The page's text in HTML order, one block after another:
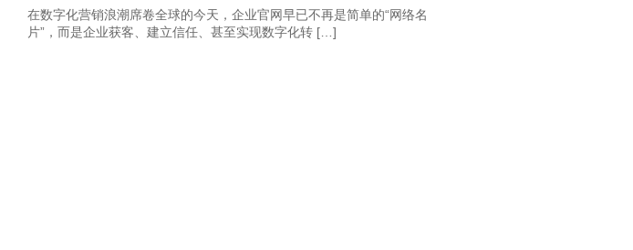
在数字化营销浪潮席卷全球的今天，企业官网早已不再是简单的“网络名
片”，而是企业获客、建立信任、甚至实现数字化转 […]